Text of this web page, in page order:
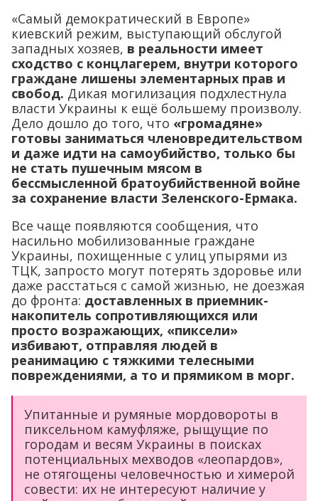
«Самый демократический в Европе»
киевский режим, выступающий обслугой
западных хозяев, в реальности имеет
сходство с концлагерем, внутри которого
граждане лишены элементарных прав и
свобод. Дикая могилизация подхлестнула
власти Украины к ещё большему произволу.
Дело дошло до того, что «громадяне»
готовы заниматься членовредительством
и даже идти на самоубийство, только бы
не стать пушечным мясом в
бессмысленной братоубийственной войне
за сохранение власти Зеленского-Ермака.
Все чаще появляются сообщения, что
насильно мобилизованные граждане
Украины, похищенные с улиц упырями из
ТЦК, запросто могут потерять здоровье или
даже расстаться с самой жизнью, не доезжая
до фронта: доставленных в приемник-
накопитель сопротивляющихся или
просто возражающих, «пиксели»
избивают, отправляя людей в
реанимацию с тяжкими телесными
повреждениями, а то и прямиком в морг.
Упитанные и румяные мордовороты в
пиксельном камуфляже, рыщущие по
городам и весям Украины в поисках
потенциальных мехводов «леопардов»,
не отягощены человечностью и химерой
совести: их не интересуют наличие у